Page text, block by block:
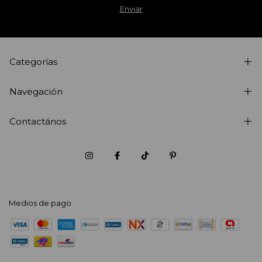
Categorías
Navegación
Contactános
Medios de pago